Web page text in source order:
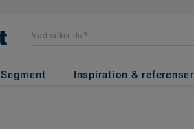
Segment Inspiration & referenser